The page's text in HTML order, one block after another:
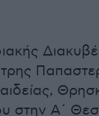
στην Α΄